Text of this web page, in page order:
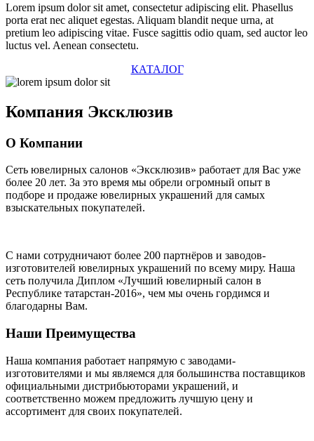
Lorem ipsum dolor sit amet, consectetur adipiscing elit. Phasellus
porta erat nec aliquet egestas. Aliquam blandit neque urna, at
pretium leo adipiscing vitae. Fusce sagittis odio quam, sed auctor leo
luctus vel. Aenean consectetu.
КАТАЛОГ
Компания Эксклюзив
О Компании
Сеть ювелирных салонов «Эксклюзив» работает для Вас уже
более 20 лет. За это время мы обрели огромный опыт в
подборе и продаже ювелирных украшений для самых
взыскательных покупателей.
С нами сотрудничают более 200 партнёров и заводов-
изготовителей ювелирных украшений по всему миру. Наша
сеть получила Диплом «Лучший ювелирный салон в
Республике татарстан-2016», чем мы очень гордимся и
благодарны Вам.
Наши Преимущества
Наша компания работает напрямую с заводами-
изготовителями и мы являемся для большинства поставщиков
официальными дистрибьюторами украшений, и
соответственно можем предложить лучшую цену и
ассортимент для своих покупателей.